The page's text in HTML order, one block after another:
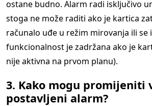
ostane budno. Alarm radi isključivo
stoga ne može raditi ako je kartica
računalo uđe u režim mirovanja ili se
funkcionalnost je zadržana ako je
nije aktivna na prvom planu).
3. Kako mogu promijeniti
postavljeni alarm?